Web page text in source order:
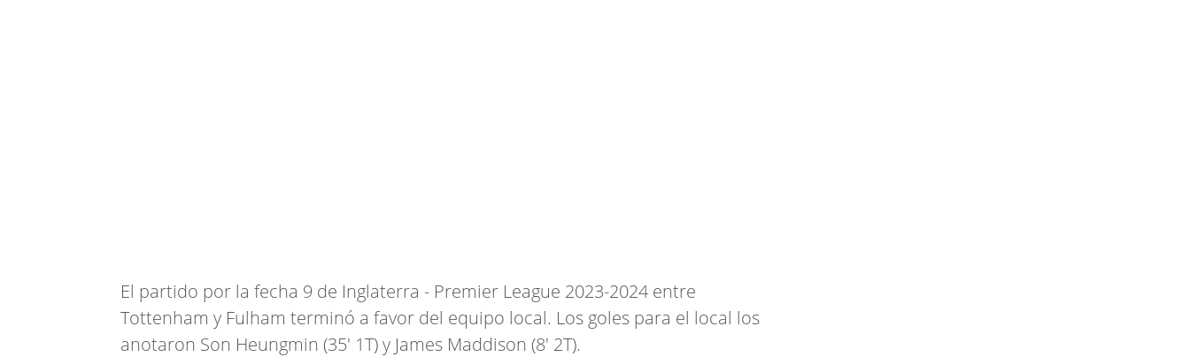
El partido por la fecha 9 de Inglaterra - Premier League 2023-2024 entre
Tottenham y Fulham terminó a favor del equipo local. Los goles para el local los
anotaron Son Heungmin (35' 1T) y James Maddison (8' 2T).